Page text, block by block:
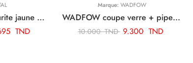
TOTAL Gilet de securite jaune TSP502
TND
Marque: WADFOW
WADFOW coupe verre + pipette huile 160mm WGR1601
10.000TND 9.300 TND